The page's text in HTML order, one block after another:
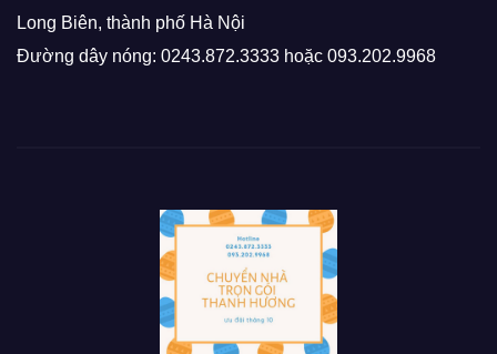
Long Biên, thành phố Hà Nội
Đường dây nóng: 0243.872.3333 hoặc 093.202.9968